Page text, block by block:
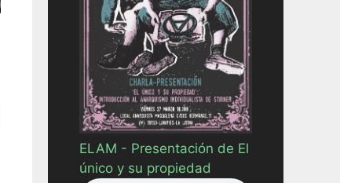
ELAM - Presentación de El
único y su propiedad